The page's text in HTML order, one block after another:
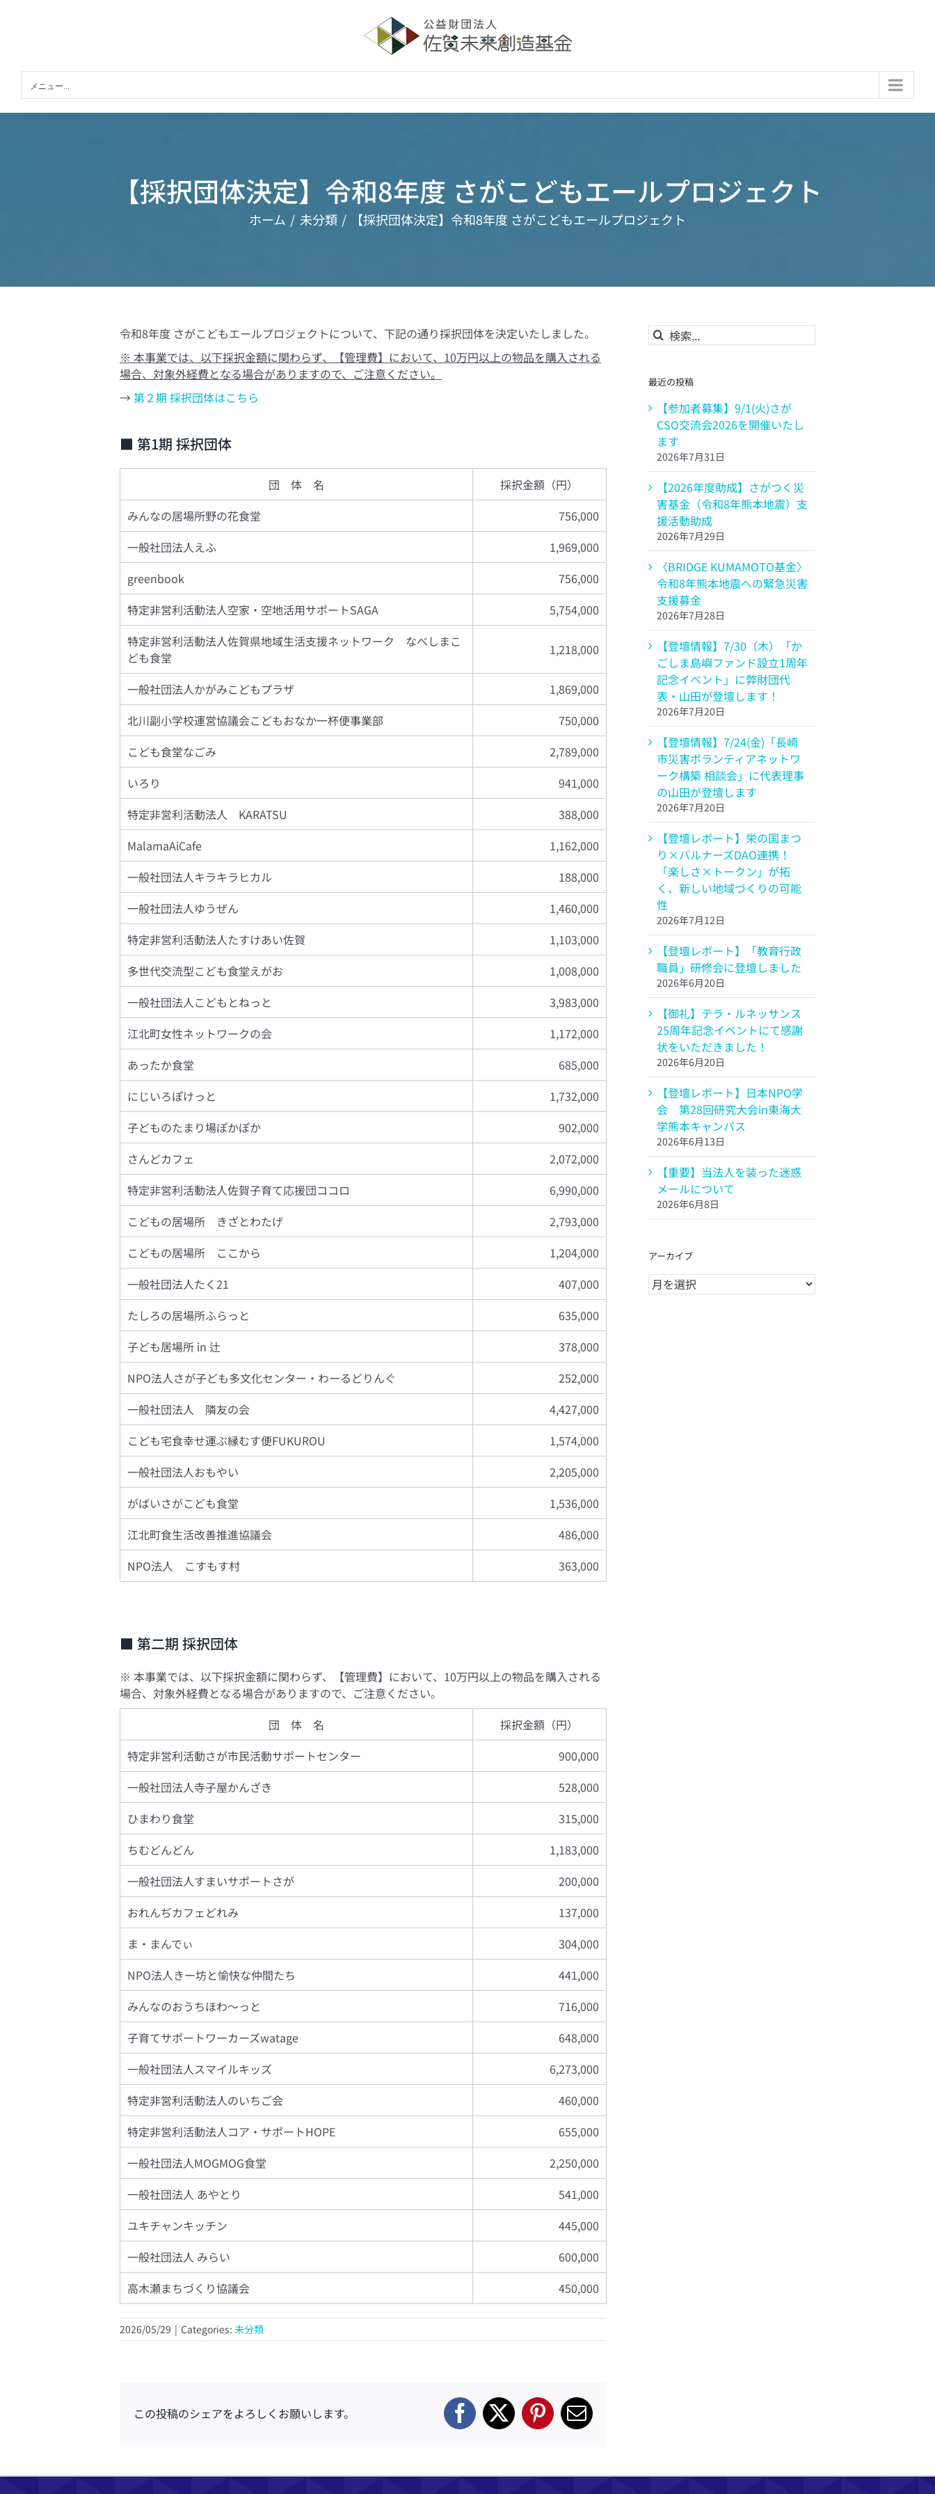
メニュー...
【採択団体決定】令和8年度 さがこどもエールプロジェクト
ホーム 未分類 【採択団体決定】令和8年度 さがこどもエールプロジェクト
令和8年度 さがこどもエールプロジェクトについて、下記の通り採択団体を決定いたしました。
※ 本事業では、以下採択金額に関わらず、【管理費】において、10万円以上の物品を購入される
場合、対象外経費となる場合がありますので、ご注意ください。
→ 第２期 採択団体はこちら
■ 第1期 採択団体
団 体 名
採択金額（円）
みんなの居場所野の花食堂
756,000
一般社団法人えふ
1,969,000
greenbook
756,000
特定非営利活動法人空家・空地活用サポートSAGA
5,754,000
特定非営利活動法人佐賀県地域生活支援ネットワーク なべしまこ
ども食堂
1,218,000
一般社団法人かがみこどもプラザ
1,869,000
北川副小学校運営協議会こどもおなか一杯便事業部
750,000
こども食堂なごみ
2,789,000
いろり
941,000
特定非営利活動法人 KARATSU
388,000
MalamaAiCafe
1,162,000
一般社団法人キラキラヒカル
188,000
一般社団法人ゆうぜん
1,460,000
特定非営利活動法人たすけあい佐賀
1,103,000
多世代交流型こども食堂えがお
1,008,000
一般社団法人こどもとねっと
3,983,000
江北町女性ネットワークの会
1,172,000
あったか食堂
685,000
にじいろぽけっと
1,732,000
子どものたまり場ぽかぽか
902,000
さんどカフェ
2,072,000
特定非営利活動法人佐賀子育て応援団ココロ
6,990,000
こどもの居場所 きざとわたげ
2,793,000
こどもの居場所 ここから
1,204,000
一般社団法人たく21
407,000
たしろの居場所ふらっと
635,000
子ども居場所 in 辻
378,000
NPO法人さが子ども多文化センター・わーるどりんぐ
252,000
一般社団法人 隣友の会
4,427,000
こども宅食幸せ運ぶ縁むす便FUKUROU
1,574,000
一般社団法人おもやい
2,205,000
がばいさがこども食堂
1,536,000
江北町食生活改善推進協議会
486,000
NPO法人 こすもす村
363,000
■ 第二期 採択団体
※ 本事業では、以下採択金額に関わらず、【管理費】において、10万円以上の物品を購入される
場合、対象外経費となる場合がありますので、ご注意ください。
団 体 名
採択金額（円）
特定非営利活動さが市民活動サポートセンター
900,000
一般社団法人寺子屋かんざき
528,000
ひまわり食堂
315,000
ちむどんどん
1,183,000
一般社団法人すまいサポートさが
200,000
おれんぢカフェどれみ
137,000
ま・まんでぃ
304,000
NPO法人きー坊と愉快な仲間たち
441,000
みんなのおうちほわ～っと
716,000
子育てサポートワーカーズwatage
648,000
一般社団法人スマイルキッズ
6,273,000
特定非営利活動法人のいちご会
460,000
特定非営利活動法人コア・サポートHOPE
655,000
一般社団法人MOGMOG食堂
2,250,000
一般社団法人 あやとり
541,000
ユキチャンキッチン
445,000
一般社団法人 みらい
600,000
高木瀬まちづくり協議会
450,000
2026/05/29 | Categories: 未分類
この投稿のシェアをよろしくお願いします。 Facebook
X Pinterest
電
ー
検
索
最近の投稿
【参加者募集】9/1(火)さが
CSO交流会2026を開催いたし
ます
2026年7月31日
【2026年度助成】さがつく災
害基金（令和8年熊本地震）支
援活動助成
2026年7月29日
〈BRIDGE KUMAMOTO基金〉
令和8年熊本地震への緊急災害
支援募金
2026年7月28日
【登壇情報】7/30（木）「か
ごしま島嶼ファンド設立1周年
記念イベント」に弊財団代
表・山田が登壇します！
2026年7月20日
【登壇情報】7/24(金)「長崎
市災害ボランティアネットワ
ーク構築 相談会」に代表理事
の山田が登壇します
2026年7月20日
【登壇レポート】栄の国まつ
り×バルナーズDAO連携！
「楽しさ×トークン」が拓
く、新しい地域づくりの可能
性
2026年7月12日
【登壇レポート】「教育行政
職員」研修会に登壇しました
2026年6月20日
【御礼】テラ・ルネッサンス
25周年記念イベントにて感謝
状をいただきました！
2026年6月20日
【登壇レポート】日本NPO学
会 第28回研究大会in東海大
学熊本キャンパス
2026年6月13日
【重要】当法人を装った迷惑
メールについて
2026年6月8日
アーカイブ
ア
ー